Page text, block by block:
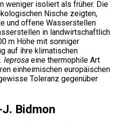
weniger isoliert als früher. Die
Nische zeigten,
und offene Wasserstellen
in landwirtschaftlich
m Höhe mit sonniger
auf ihre klimatischen
leprosa eine thermophile Art
einheimischen europäischen
Toleranz gegenüber
Bidmon